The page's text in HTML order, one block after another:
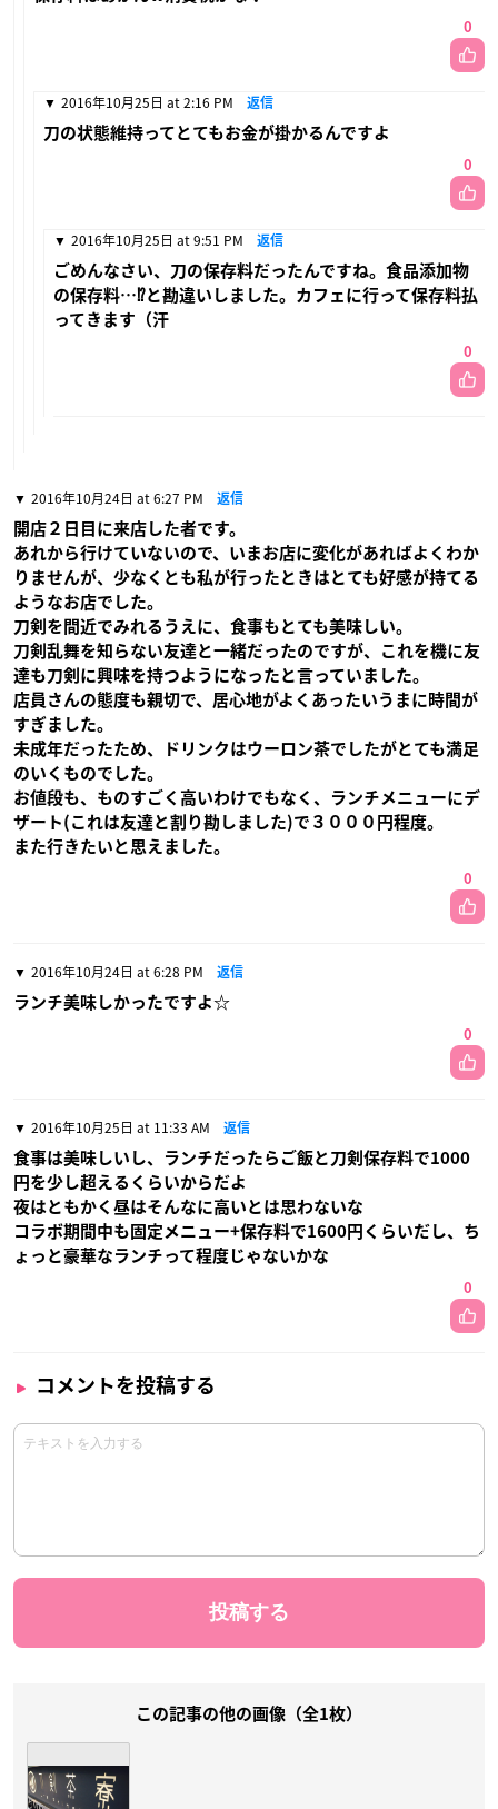
0
2016年10月25日 at 2:16 PM 返信
刀の状態維持ってとてもお金が掛かるんですよ
0
2016年10月25日 at 9:51 PM 返信
ごめんなさい、刀の保存料だったんですね。食品添加物
の保存料…⁉︎と勘違いしました。カフェに行って保存料払
ってきます（汗
0
2016年10月24日 at 6:27 PM 返信
開店２日目に来店した者です。
あれから行けていないので、いまお店に変化があればよくわか
りませんが、少なくとも私が行ったときはとても好感が持てる
ようなお店でした。
刀剣を間近でみれるうえに、食事もとても美味しい。
刀剣乱舞を知らない友達と一緒だったのですが、これを機に友
達も刀剣に興味を持つようになったと言っていました。
店員さんの態度も親切で、居心地がよくあったいうまに時間が
すぎました。
未成年だったため、ドリンクはウーロン茶でしたがとても満足
のいくものでした。
お値段も、ものすごく高いわけでもなく、ランチメニューにデ
ザート(これは友達と割り勘しました)で３０００円程度。
また行きたいと思えました。
0
2016年10月24日 at 6:28 PM 返信
ランチ美味しかったですよ☆
0
2016年10月25日 at 11:33 AM 返信
食事は美味しいし、ランチだったらご飯と刀剣保存料で1000
円を少し超えるくらいからだよ
夜はともかく昼はそんなに高いとは思わないな
コラボ期間中も固定メニュー+保存料で1600円くらいだし、ち
ょっと豪華なランチって程度じゃないかな
0
コメントを投稿する
この記事の他の画像（全1枚）